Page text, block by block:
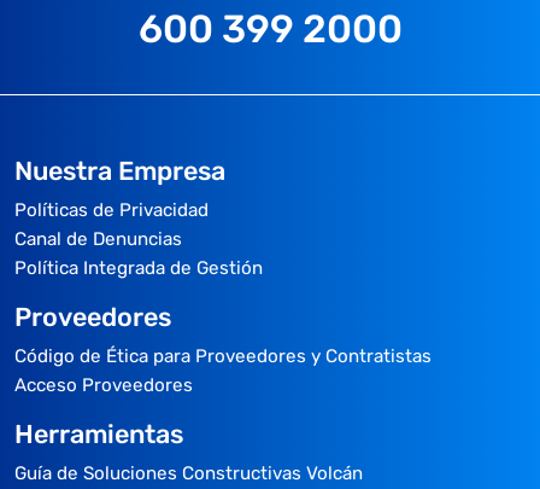
600 399 2000
Nuestra Empresa
Políticas de Privacidad
Canal de Denuncias
Política Integrada de Gestión
Proveedores
Código de Ética para Proveedores y Contratistas
Acceso Proveedores
Herramientas
Guía de Soluciones Constructivas Volcán